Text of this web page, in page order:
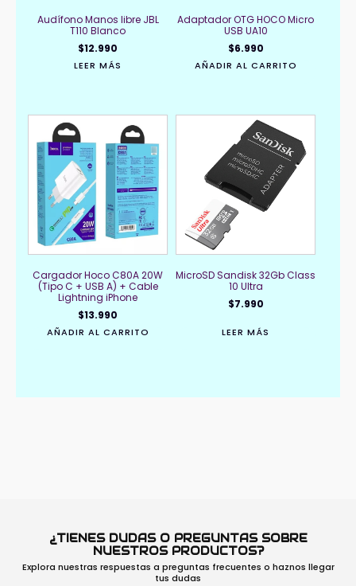
Audífono Manos libre JBL
T110 Blanco
$12.990
LEER MÁS
Adaptador OTG HOCO Micro
USB UA10
$6.990
AÑADIR AL CARRITO
Cargador Hoco C80A 20W
(Tipo C + USB A) + Cable
Lightning iPhone
$13.990
AÑADIR AL CARRITO
MicroSD Sandisk 32Gb Class
10 Ultra
$7.990
LEER MÁS
¿TIENES DUDAS O PREGUNTAS SOBRE
NUESTROS PRODUCTOS?
Explora nuestras respuestas a preguntas frecuentes o haznos llegar
tus dudas